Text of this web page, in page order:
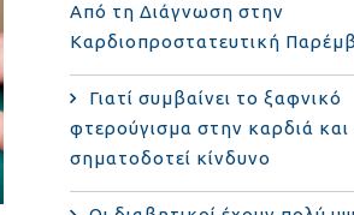
Από τη Διάγνωση στην
Καρδιοπροστατευτική
Γιατί συμβαίνει το ξαφνικό
φτερούγισμα στην καρδιά και
σηματοδοτεί κίνδυνο